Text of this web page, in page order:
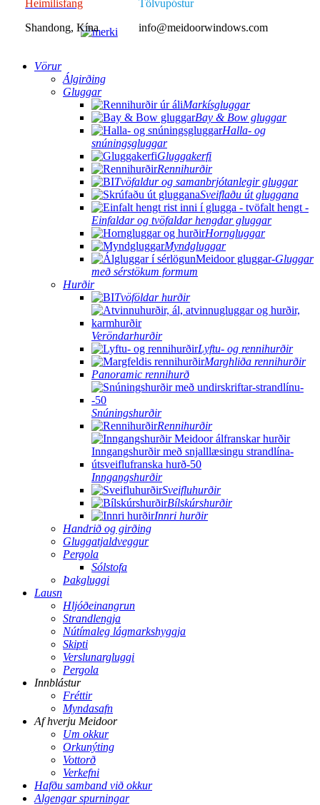
Heimilisfang
Shandong, Kína
Tölvupóstur
info@meidoorwindows.com
Vörur
Álgirðing
Gluggar
Markísgluggar
Bay & Bow gluggar
Halla- og
snúningsgluggar
Gluggakerfi
Rennihurðir
Tvöfaldur og samanbrjótanlegir gluggar
Sveiflaðu út gluggana
Einfaldar og tvöfaldar hengdar gluggar
Horngluggar
Myndgluggar
Gluggar
með sérstökum formum
Hurðir
Tvöföldar hurðir
Veröndarhurðir
Lyftu- og rennihurðir
Marghliða rennihurðir
Panoramic rennihurð
Snúningshurðir
Rennihurðir
Inngangshurðir
Sveifluhurðir
Bílskúrshurðir
Innri hurðir
Handrið og girðing
Gluggatjaldveggur
Pergola
Sólstofa
Þakgluggi
Lausn
Hljóðeinangrun
Strandlengja
Nútímaleg lágmarkshyggja
Skipti
Verslunargluggi
Pergola
Innblástur
Fréttir
Myndasafn
Af hverju Meidoor
Um okkur
Orkunýting
Vottorð
Verkefni
Hafðu samband við okkur
Algengar spurningar